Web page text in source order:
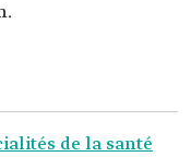
de la santé